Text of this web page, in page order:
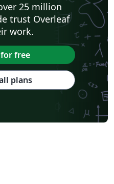
25 million
trust Overleaf
work.
free
plans